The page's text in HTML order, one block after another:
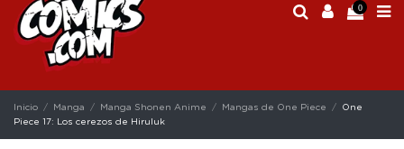
0
Inicio Manga Manga Shonen Anime Mangas de One Piece
One
Piece 17: Los cerezos de Hiruluk